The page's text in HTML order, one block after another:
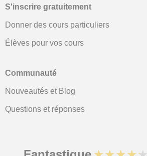
S'inscrire gratuitement
Donner des cours particuliers
Élèves pour vos cours
Communauté
Nouveautés et Blog
Questions et réponses